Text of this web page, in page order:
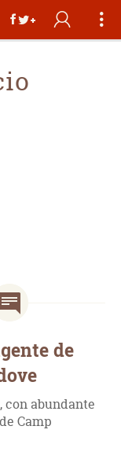
de
con abundante
Camp